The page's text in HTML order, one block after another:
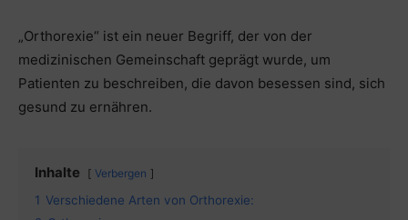
„Orthorexie“ ist ein neuer Begriff, der von der
medizinischen Gemeinschaft geprägt wurde, um
Patienten zu beschreiben, die davon besessen sind, sich
gesund zu ernähren.
Inhalte Verbergen
1 Verschiedene Arten von Orthorexie: